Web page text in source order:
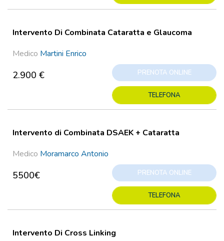
Intervento Di Combinata Cataratta e Glaucoma
Medico Martini Enrico
2.900 € PRENOTA ONLINE
TELEFONA
Intervento di Combinata DSAEK + Cataratta
Medico Moramarco Antonio
5500€ PRENOTA ONLINE
TELEFONA
Intervento Di Cross Linking